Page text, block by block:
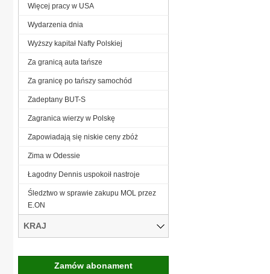
Więcej pracy w USA
Wydarzenia dnia
Wyższy kapitał Nafty Polskiej
Za granicą auta tańsze
Za granicę po tańszy samochód
Zadeptany BUT-S
Zagranica wierzy w Polskę
Zapowiadają się niskie ceny zbóż
Zima w Odessie
Łagodny Dennis uspokoił nastroje
Śledztwo w sprawie zakupu MOL przez
E.ON
KRAJ
Zamów abonament